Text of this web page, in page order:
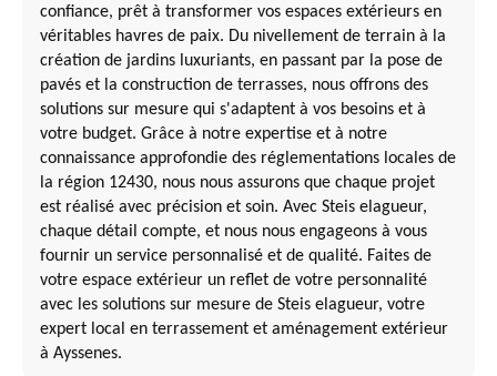
confiance, prêt à transformer vos espaces extérieurs en
véritables havres de paix. Du nivellement de terrain à la
création de jardins luxuriants, en passant par la pose de
pavés et la construction de terrasses, nous offrons des
solutions sur mesure qui s'adaptent à vos besoins et à
votre budget. Grâce à notre expertise et à notre
connaissance approfondie des réglementations locales de
la région 12430, nous nous assurons que chaque projet
est réalisé avec précision et soin. Avec Steis elagueur,
chaque détail compte, et nous nous engageons à vous
fournir un service personnalisé et de qualité. Faites de
votre espace extérieur un reflet de votre personnalité
avec les solutions sur mesure de Steis elagueur, votre
expert local en terrassement et aménagement extérieur
à Ayssenes.